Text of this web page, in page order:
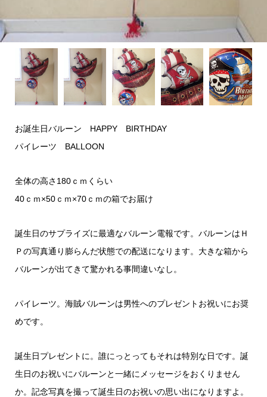
お誕生日バルーン HAPPY BIRTHDAY
パイレーツ BALLOON
全体の高さ180ｃｍくらい
40ｃｍ×50ｃｍ×70ｃｍの箱でお届け
誕生日のサプライズに最適なバルーン電報です。バルーンはＨ
Ｐの写真通り膨らんだ状態での配送になります。大きな箱から
バルーンが出てきて驚かれる事間違いなし。
パイレーツ。海賊バルーンは男性へのプレゼントお祝いにお奨
めです。
誕生日プレゼントに。誰にっとってもそれは特別な日です。誕
生日のお祝いにバルーンと一緒にメッセージをおくりません
か。記念写真を撮って誕生日のお祝いの思い出になりますよ。